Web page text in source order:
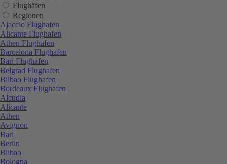
Flughäfen
Regionen
Ajaccio Flughafen
Alicante Flughafen
Athen Flughafen
Barcelona Flughafen
Bari Flughafen
Belgrad Flughafen
Bilbao Flughafen
Bordeaux Flughafen
Alcudia
Alicante
Athen
Avignon
Bari
Berlin
Bilbao
Bologna